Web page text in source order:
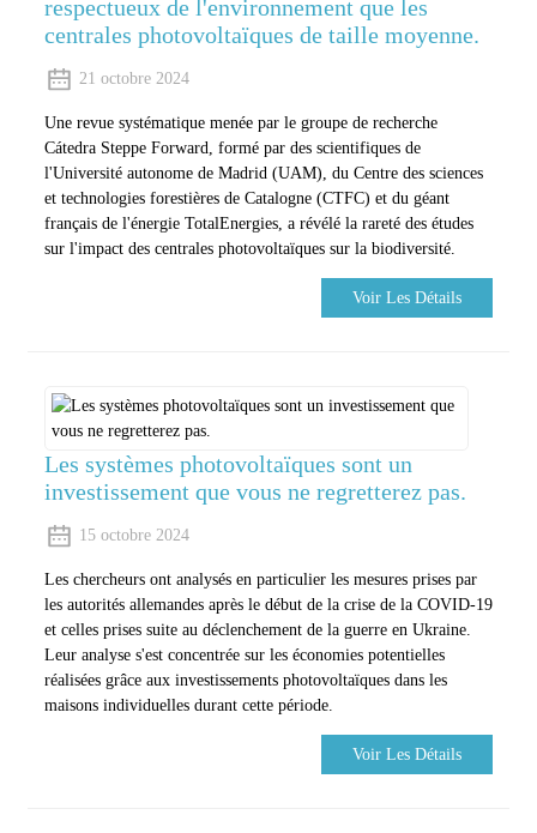
respectueux de l'environnement que les
centrales photovoltaïques de taille moyenne.
21 octobre 2024
Une revue systématique menée par le groupe de recherche
Cátedra Steppe Forward, formé par des scientifiques de
l'Université autonome de Madrid (UAM), du Centre des sciences
et technologies forestières de Catalogne (CTFC) et du géant
français de l'énergie TotalEnergies, a révélé la rareté des études
sur l'impact des centrales photovoltaïques sur la biodiversité.
Voir Les Détails
Les systèmes photovoltaïques sont un
investissement que vous ne regretterez pas.
15 octobre 2024
Les chercheurs ont analysés en particulier les mesures prises par
les autorités allemandes après le début de la crise de la COVID-19
et celles prises suite au déclenchement de la guerre en Ukraine.
Leur analyse s'est concentrée sur les économies potentielles
réalisées grâce aux investissements photovoltaïques dans les
maisons individuelles durant cette période.
Voir Les Détails